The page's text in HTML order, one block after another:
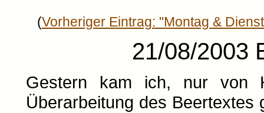
(Vorheriger Eintrag: "Montag &
21/08/2003
Gestern kam ich, nur von
Überarbeitung des